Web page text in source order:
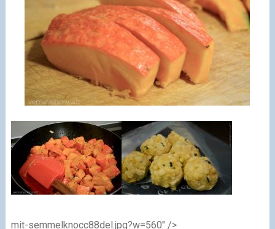
mit-semmelknocc88del.jpg?w=560" />